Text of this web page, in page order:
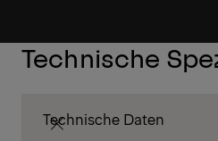
Technische
Technische Daten